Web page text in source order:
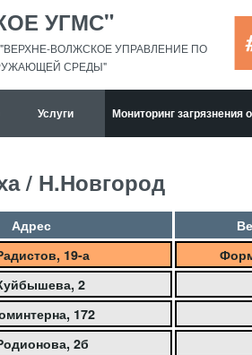
УГМС"
ВОЛЖСКОЕ УПРАВЛЕНИЕ ПО
СРЕДЫ"
Услуги Мониторинг
/ Н.Новгород
Адрес
19-а
2
172
2б